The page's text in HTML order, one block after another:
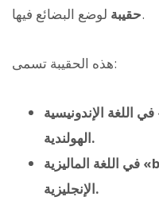
حقيبةلوضع البضائع فيها.
هذه الحقيبة تسمى:
في اللغة الإندونيسية «tas»، وهي مشتقة من اللغة
الهولندية.
في اللغة الماليزية «beg»، وهي مشتقة من اللغة
الإنجليزية.